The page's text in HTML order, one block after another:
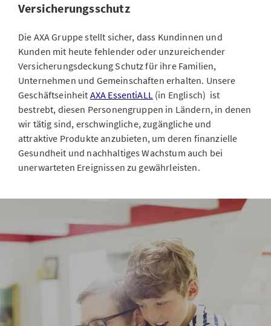
Versicherungsschutz
Die AXA Gruppe stellt sicher, dass Kundinnen und
Kunden mit heute fehlender oder unzureichender
Versicherungsdeckung Schutz für ihre Familien,
Unternehmen und Gemeinschaften erhalten. Unsere
Geschäftseinheit AXA EssentiALL(in Englisch) ist
bestrebt, diesen Personengruppen in Ländern, in denen
wir tätig sind, erschwingliche, zugängliche und
attraktive Produkte anzubieten, um deren finanzielle
Gesundheit und nachhaltiges Wachstum auch bei
unerwarteten Ereignissen zu gewährleisten.